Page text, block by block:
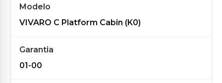
Modelo
VIVARO C Platform Cabin (K0)
Garantia
01-00